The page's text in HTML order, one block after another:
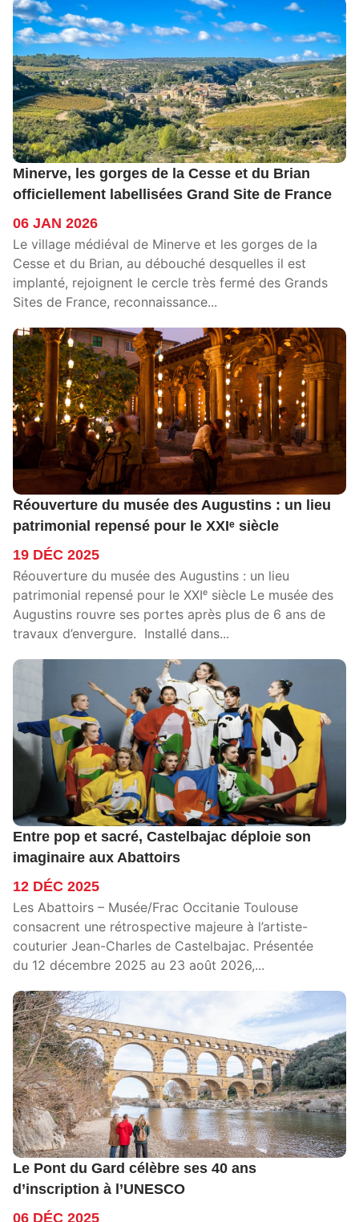
Minerve, les gorges de la Cesse et du Brian
officiellement labellisées Grand Site de France
06 JAN 2026
Le village médiéval de Minerve et les gorges de la
Cesse et du Brian, au débouché desquelles il est
implanté, rejoignent le cercle très fermé des Grands
Sites de France, reconnaissance...
Réouverture du musée des Augustins : un lieu
patrimonial repensé pour le XXIᵉ siècle
19 DÉC 2025
Réouverture du musée des Augustins : un lieu
patrimonial repensé pour le XXIᵉ siècle Le musée des
Augustins rouvre ses portes après plus de 6 ans de
travaux d’envergure. Installé dans...
Entre pop et sacré, Castelbajac déploie son
imaginaire aux Abattoirs
12 DÉC 2025
Les Abattoirs – Musée/Frac Occitanie Toulouse
consacrent une rétrospective majeure à l’artiste-
couturier Jean-Charles de Castelbajac. Présentée
du 12 décembre 2025 au 23 août 2026,...
Le Pont du Gard célèbre ses 40 ans
d’inscription à l’UNESCO
06 DÉC 2025